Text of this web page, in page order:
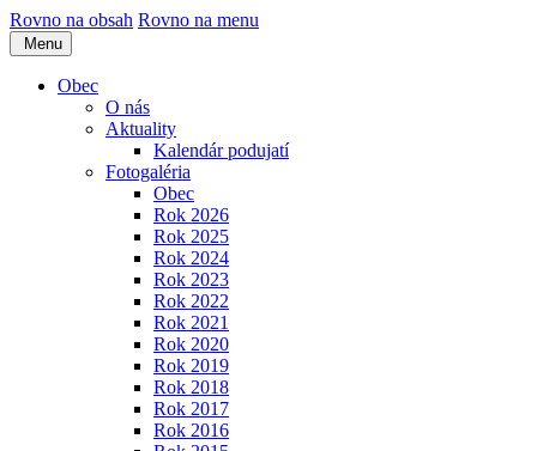
Rovno na obsah Rovno na menu
Menu
Obec
O nás
Aktuality
Kalendár podujatí
Fotogaléria
Obec
Rok 2026
Rok 2025
Rok 2024
Rok 2023
Rok 2022
Rok 2021
Rok 2020
Rok 2019
Rok 2018
Rok 2017
Rok 2016